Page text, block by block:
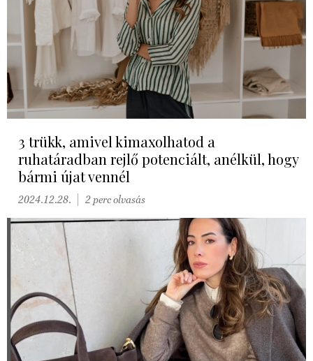
3 trükk, amivel kimaxolhatod a
ruhatáradban rejlő potenciált, anélkül, hogy
bármi újat vennél
2024.12.28. 2 perc olvasás